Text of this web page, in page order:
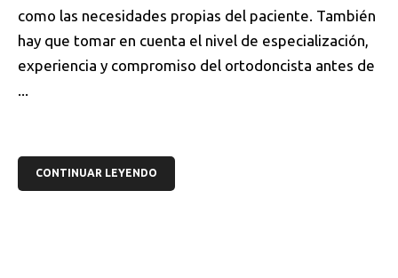
como las necesidades propias del paciente. También
hay que tomar en cuenta el nivel de especialización,
experiencia y compromiso del ortodoncista antes de
...
CONTINUAR LEYENDO